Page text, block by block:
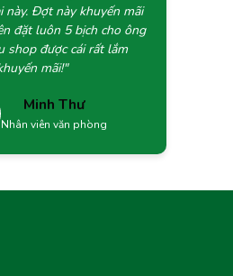
này. Đợt này khuyến mãi
đặt luôn 5 bịch cho ông
shop được cái rất lắm
mãi!"
Minh Thư
Nhân viên văn phòng